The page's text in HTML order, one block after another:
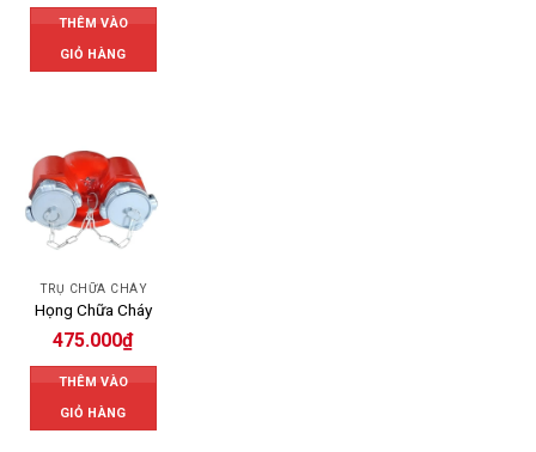
THÊM VÀO
GIỎ HÀNG
TRỤ CHỮA CHÁY
Họng Chữa Cháy
475.000₫
THÊM VÀO
GIỎ HÀNG